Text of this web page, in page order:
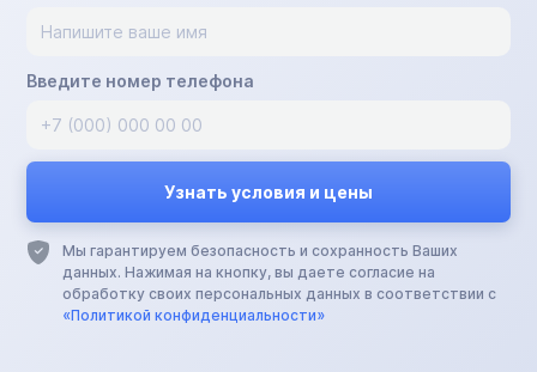
Введите номер телефона
Мы гарантируем безопасность и сохранность Ваших
данных. Нажимая на кнопку, вы даете согласие на
обработку своих персональных данных в соответствии с
«Политикой конфиденциальности»